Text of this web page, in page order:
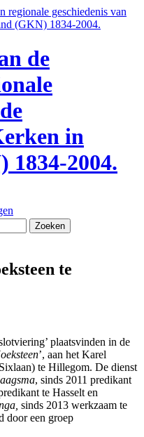
de
in
1834-2004.
te
plaatsvinden in de
’, aan het Karel
te Hillegom. De dienst
, sinds 2011 predikant
te Hasselt en
sinds 2013 werkzaam te
door een groep